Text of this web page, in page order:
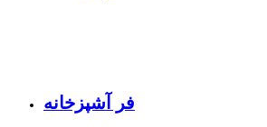
فر آشپزخانه